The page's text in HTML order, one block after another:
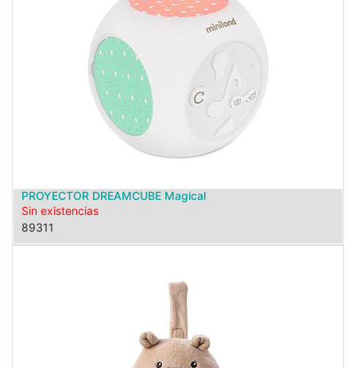
PROYECTOR DREAMCUBE Magical
Sin existencias
89311